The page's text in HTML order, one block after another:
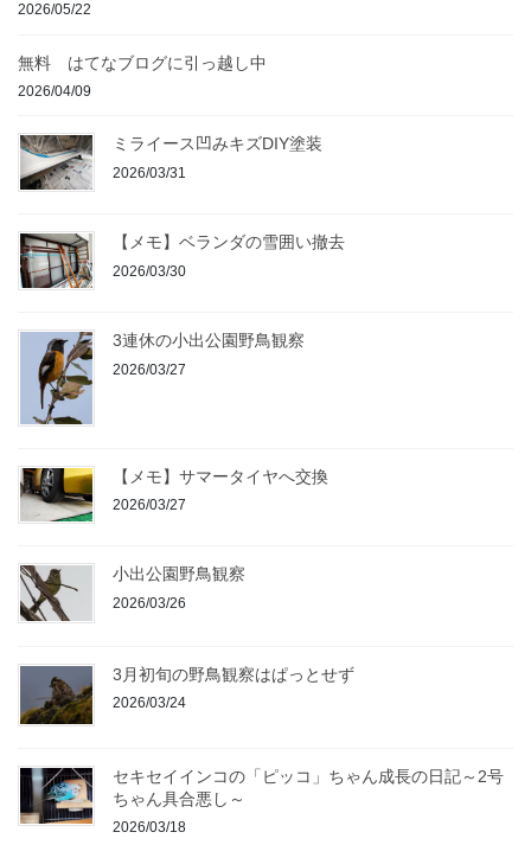
2026/05/22
無料 はてなブログに引っ越し中
2026/04/09
ミライース凹みキズDIY塗装
2026/03/31
【メモ】ベランダの雪囲い撤去
2026/03/30
3連休の小出公園野鳥観察
2026/03/27
【メモ】サマータイヤへ交換
2026/03/27
小出公園野鳥観察
2026/03/26
3月初旬の野鳥観察はぱっとせず
2026/03/24
セキセイインコの「ピッコ」ちゃん成長の日記～2号
ちゃん具合悪し～
2026/03/18